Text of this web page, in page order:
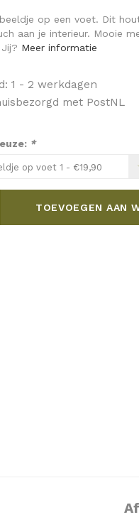
op een voet. Dit
aan je interieur. Mooie
Meer informatie
1 - 2 werkdagen
met PostNL
*
op voet 1 - €19,90
TOEVOEGEN AAN